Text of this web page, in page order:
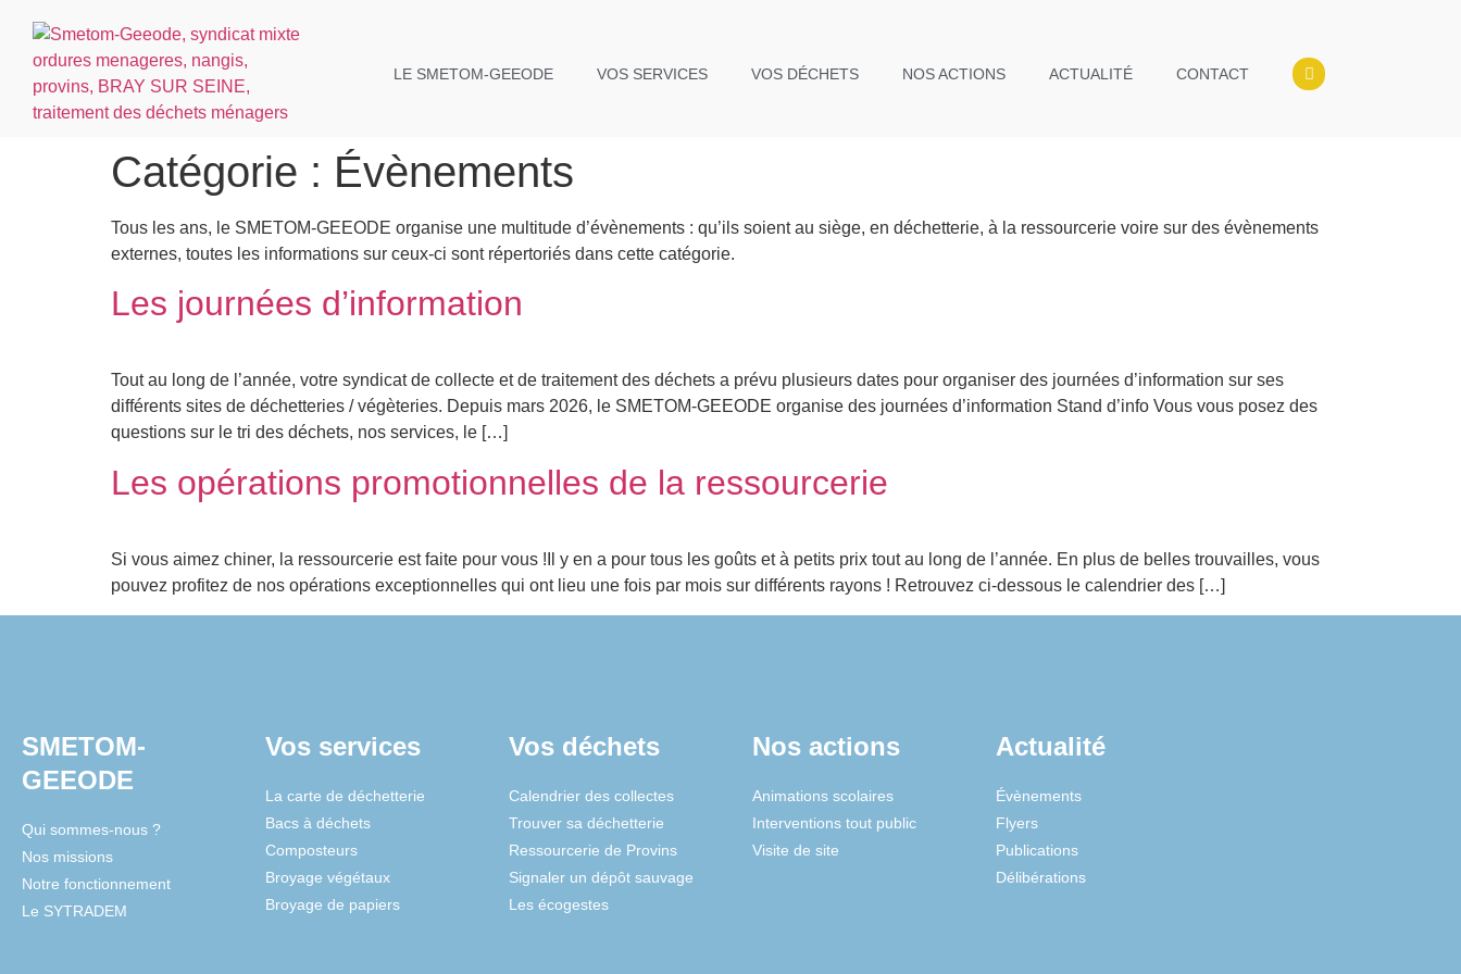
LE SMETOM-GEEODE VOS SERVICES VOS DÉCHETS NOS ACTIONS ACTUALITÉ CONTACT
Catégorie : Évènements
Tous les ans, le SMETOM-GEEODE organise une multitude d’évènements : qu’ils soient au siège, en déchetterie, à la ressourcerie voire sur des évènements
externes, toutes les informations sur ceux-ci sont répertoriés dans cette catégorie.
Les journées d’information
Tout au long de l’année, votre syndicat de collecte et de traitement des déchets a prévu plusieurs dates pour organiser des journées d’information sur ses
différents sites de déchetteries / végèteries. Depuis mars 2026, le SMETOM-GEEODE organise des journées d’information Stand d’info Vous vous posez des
questions sur le tri des déchets, nos services, le […]
Les opérations promotionnelles de la ressourcerie
Si vous aimez chiner, la ressourcerie est faite pour vous !Il y en a pour tous les goûts et à petits prix tout au long de l’année. En plus de belles trouvailles, vous
pouvez profitez de nos opérations exceptionnelles qui ont lieu une fois par mois sur différents rayons ! Retrouvez ci-dessous le calendrier des […]
SMETOM-
GEEODE
Qui sommes-nous ?
Nos missions
Notre fonctionnement
Le SYTRADEM
Vos services
La carte de déchetterie
Bacs à déchets
Composteurs
Broyage végétaux
Broyage de papiers
Vos déchets
Calendrier des collectes
Trouver sa déchetterie
Ressourcerie de Provins
Signaler un dépôt sauvage
Les écogestes
Nos actions
Animations scolaires
Interventions tout public
Visite de site
Actualité
Évènements
Flyers
Publications
Délibérations